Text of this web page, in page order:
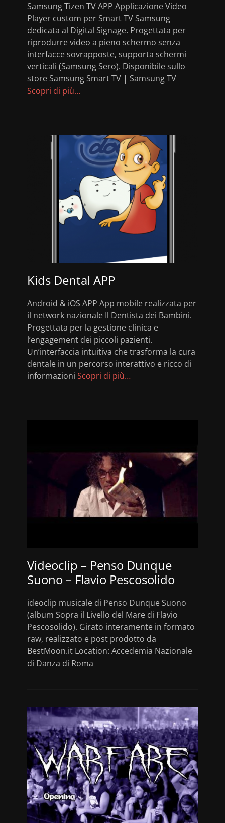
Samsung Tizen TV APP Applicazione Video
Player custom per Smart TV Samsung
dedicata al Digital Signage. Progettata per
riprodurre video a pieno schermo senza
interfacce sovrapposte, supporta schermi
verticali (Samsung Sero). Disponibile sullo
store Samsung Smart TV | Samsung TV
Scopri di più…
Kids Dental APP
Android & iOS APP App mobile realizzata per
il network nazionale Il Dentista dei Bambini.
Progettata per la gestione clinica e
l’engagement dei piccoli pazienti.
Un’interfaccia intuitiva che trasforma la cura
dentale in un percorso interattivo e ricco di
informazioni Scopri di più…
Videoclip – Penso Dunque
Suono – Flavio Pescosolido
ideoclip musicale di Penso Dunque Suono
(album Sopra il Livello del Mare di Flavio
Pescosolido). Girato interamente in formato
raw, realizzato e post prodotto da
BestMoon.it Location: Accedemia Nazionale
di Danza di Roma